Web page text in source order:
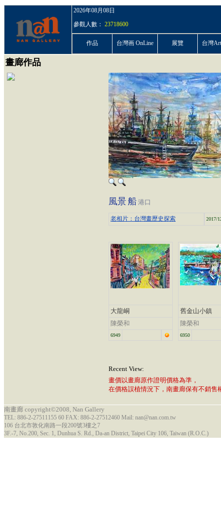
2026年08月08日
參觀人數： 23718600
作品 台灣画 OnLine 展覽 台灣
畫廊作品
風景船 港口
老相片：台灣畫歷史探索 2017/
大龍峒
陳榮和
6949
舊金山小鎮
陳榮和
6950
Recent View:
畫價以畫廊原作證明價格為準，
在價格誤植情況下，南畫廊保有不銷售
南畫廊 copyright©2008, Nan Gallery
TEL: 886-2-27511155 60 FAX: 886-2-27512460 Mail: nan@nan.com.tw
106 台北市敦化南路一段200號3樓之7
3F.-7, No.200, Sec. 1, Dunhua S. Rd., Da-an District, Taipei City 106, Taiwan (R.O.C.)